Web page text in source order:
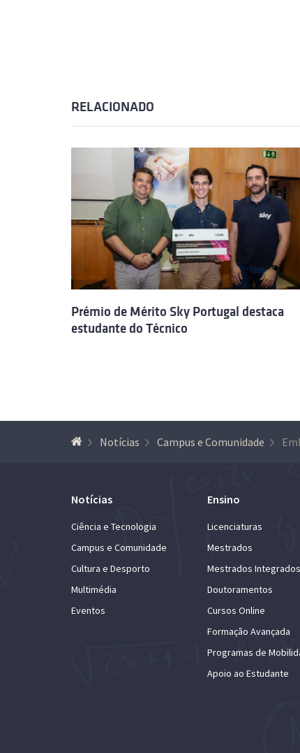
RELACIONADO
Prémio de Mérito Sky Portugal destaca
estudante do Técnico
Notícias Campus e Comunidade
Notícias
Ciência e Tecnologia
Campus e Comunidade
Cultura e Desporto
Multimédia
Eventos
Ensino
Licenciaturas
Mestrados
Mestrados Integrados
Doutoramentos
Cursos Online
Formação Avançada
Programas de
Apoio ao Estudante